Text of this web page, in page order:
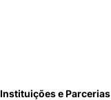
Instituições e Parcerias